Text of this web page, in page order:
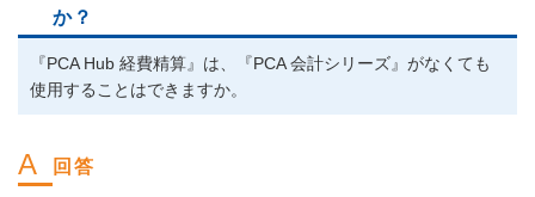
か？
『PCA Hub 経費精算』は、『PCA 会計シリーズ』がなくても
使用することはできますか。